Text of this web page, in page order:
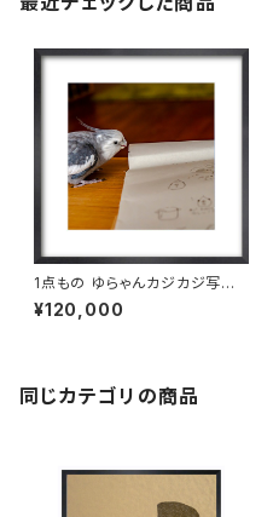
1点もの ゆらゃんカジカジ写真
［額装］額＋マット付 【M_0018
y】
¥120,000
同じカテゴリの商品